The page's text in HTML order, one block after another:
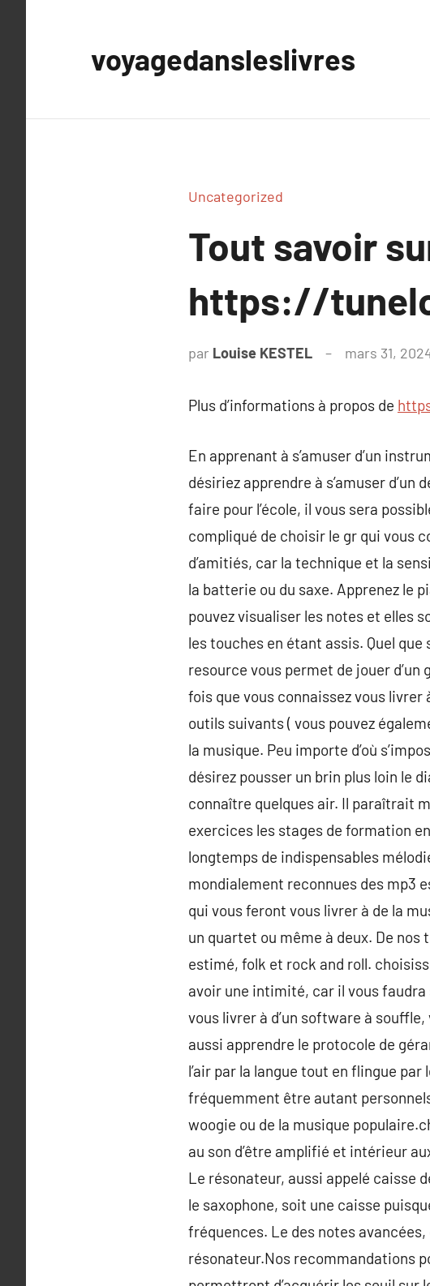
voyagedansleslivres
Uncategorized
Tout savoir
https://
par Louise KESTEL mars 31,
Plus d’informations à propos de
En apprenant à s’amuser d’un
désiriez apprendre à s’amuser
faire pour l’école, il vous sera
compliqué de choisir le gr qui vous
d’amitiés, car la technique et la
la batterie ou du saxe. Apprenez le
pouvez visualiser les notes et elles
les touches en étant assis. Quel
resource vous permet de jouer d’un
fois que vous connaissez vous livrer
outils suivants ( vous pouvez
la musique. Peu importe d’où
désirez pousser un brin plus loin le
connaître quelques air. Il paraîtrait
exercices les stages de formation
longtemps de indispensables
mondialement reconnues des mp3
qui vous feront vous livrer à de la
un quartet ou même à deux. De
estimé, folk et rock and roll.
avoir une intimité, car il vous faudra
vous livrer à d’un software à
aussi apprendre le protocole de
l’air par la langue tout en flingue
fréquemment être autant
woogie ou de la musique
au son d’être amplifié et intérieur
Le résonateur, aussi appelé caisse
le saxophone, soit une caisse
fréquences. Le des notes
résonateur.Nos recommandations